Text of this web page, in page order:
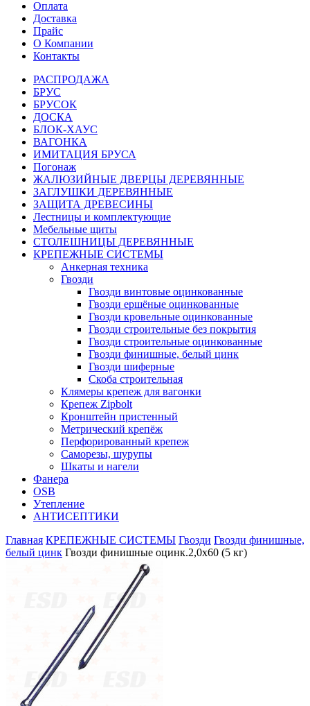
Оплата
Доставка
Прайс
О Компании
Контакты
РАСПРОДАЖА
БРУС
БРУСОК
ДОСКА
БЛОК-ХАУС
ВАГОНКА
ИМИТАЦИЯ БРУСА
Погонаж
ЖАЛЮЗИЙНЫЕ ДВЕРЦЫ ДЕРЕВЯННЫЕ
ЗАГЛУШКИ ДЕРЕВЯННЫЕ
ЗАЩИТА ДРЕВЕСИНЫ
Лестницы и комплектующие
Мебельные щиты
СТОЛЕШНИЦЫ ДЕРЕВЯННЫЕ
КРЕПЕЖНЫЕ СИСТЕМЫ
Анкерная техника
Гвозди
Гвозди винтовые оцинкованные
Гвозди ершёные оцинкованные
Гвозди кровельные оцинкованные
Гвозди строительные без покрытия
Гвозди строительные оцинкованные
Гвозди финишные, белый цинк
Гвозди шиферные
Скоба строительная
Клямеры крепеж для вагонки
Крепеж Zipbolt
Кронштейн пристенный
Метрический крепёж
Перфорированный крепеж
Саморезы, шурупы
Шкаты и нагели
Фанера
OSB
Утепление
АНТИСЕПТИКИ
Главная КРЕПЕЖНЫЕ СИСТЕМЫ Гвозди Гвозди финишные,
белый цинк Гвозди финишные оцинк.2,0х60 (5 кг)